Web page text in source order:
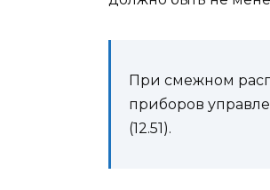
При смежном
приборов
(12.51).